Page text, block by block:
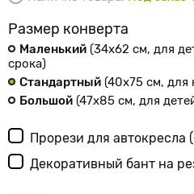
Размер конверта
Маленький (34х62 см, для
срока)
Стандартный (40х75 см, для
Большой (47х85 см, для
Прорези для автокресла
Декоративный бант на